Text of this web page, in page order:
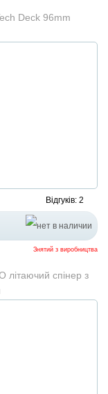
Deck 96mm
Відгуків: 2
Знятий з виробництва
літаючий спінер з